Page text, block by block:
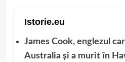
Istorie.eu
James Cook, englezul
Australia și a murit în